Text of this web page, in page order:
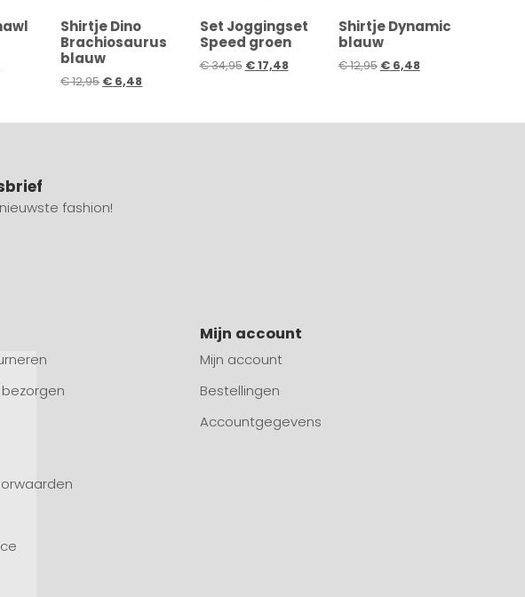
Shirtje Dino
Brachiosaurus
blauw
€12,95 € 6,48
Set Joggingset
Speed groen
€34,95 €17,48
Shirtje Dynamic
blauw
€12,95 €6,48
fashion!
Mijn account
Mijn account
Bestellingen
Accountgegevens